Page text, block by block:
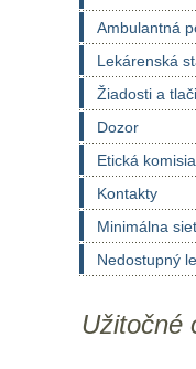
Ambulantná
Lekárenská
Žiadosti a
Dozor
Etická komisia
Kontakty
Minimálna
Nedostupný
Užitočné